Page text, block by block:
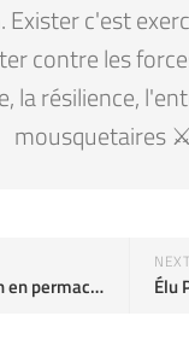
c'est
contre les
la résilience,
mousquetaires
NEXT
Élu
J'ai aimé : Episode 8 - Le petit jardin en permaculture de Sotteville-lès-Rouen sur YouTube